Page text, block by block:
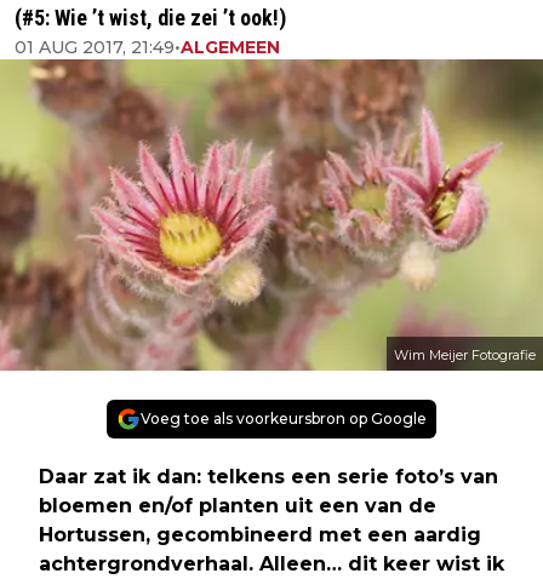
(#5: Wie ’t wist, die zei ’t ook!)
01 AUG 2017, 21:49•ALGEMEEN
Wim Meijer Fotografie
Voeg toe als voorkeursbron op Google
Daar zat ik dan: telkens een serie foto’s van
bloemen en/of planten uit een van de
Hortussen, gecombineerd met een aardig
achtergrondverhaal. Alleen… dit keer wist ik